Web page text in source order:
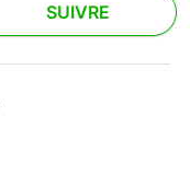
SUIVRE